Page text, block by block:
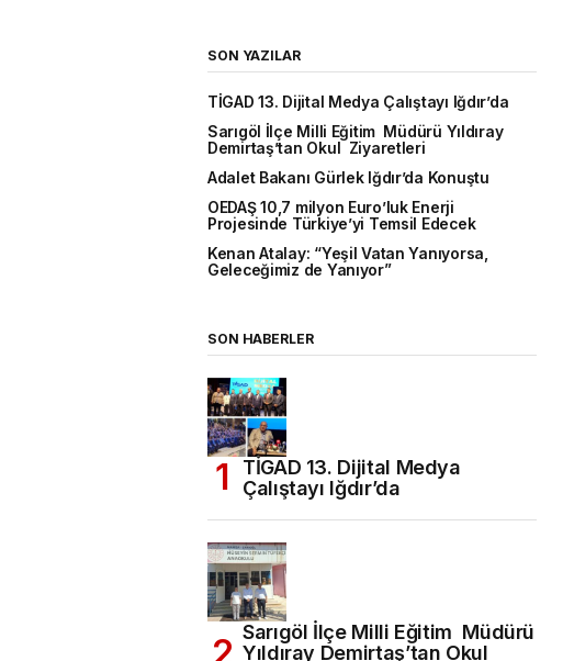
SON YAZILAR
TİGAD 13. Dijital Medya Çalıştayı Iğdır’da
Sarıgöl İlçe Milli Eğitim Müdürü Yıldıray
Demirtaş’tan Okul Ziyaretleri
Adalet Bakanı Gürlek Iğdır’da Konuştu
OEDAŞ 10,7 milyon Euro’luk Enerji
Projesinde Türkiye’yi Temsil Edecek
Kenan Atalay: “Yeşil Vatan Yanıyorsa,
Geleceğimiz de Yanıyor”
SON HABERLER
TİGAD 13. Dijital Medya
Çalıştayı Iğdır’da
Sarıgöl İlçe Milli Eğitim Müdürü
Yıldıray Demirtaş’tan Okul